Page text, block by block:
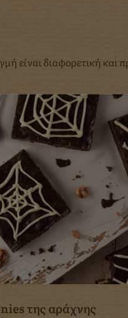
είναι διαφορετική και
της αράχνης